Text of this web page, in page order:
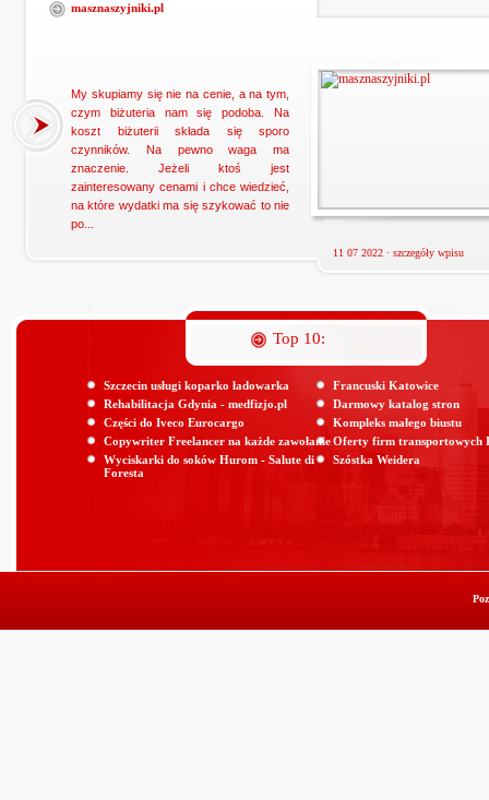
masznaszyjniki.pl
My skupiamy się nie na cenie, a na tym,
czym biżuteria nam się podoba. Na
koszt biżuterii składa się sporo
czynników. Na pewno waga ma
znaczenie. Jeżeli ktoś jest
zainteresowany cenami i chce wiedzieć,
na które wydatki ma się szykować to nie
po...
11 07 2022 · szczegóły wpisu
Top 10:
Szczecin usługi koparko ładowarka
Rehabilitacja Gdynia - medfizjo.pl
Części do Iveco Eurocargo
Copywriter Freelancer na każde zawołanie
Wyciskarki do soków Hurom - Salute di
Foresta
Francuski Katowice
Darmowy katalog stron
Kompleks małego biustu
Oferty firm transportowych
Szóstka Weidera